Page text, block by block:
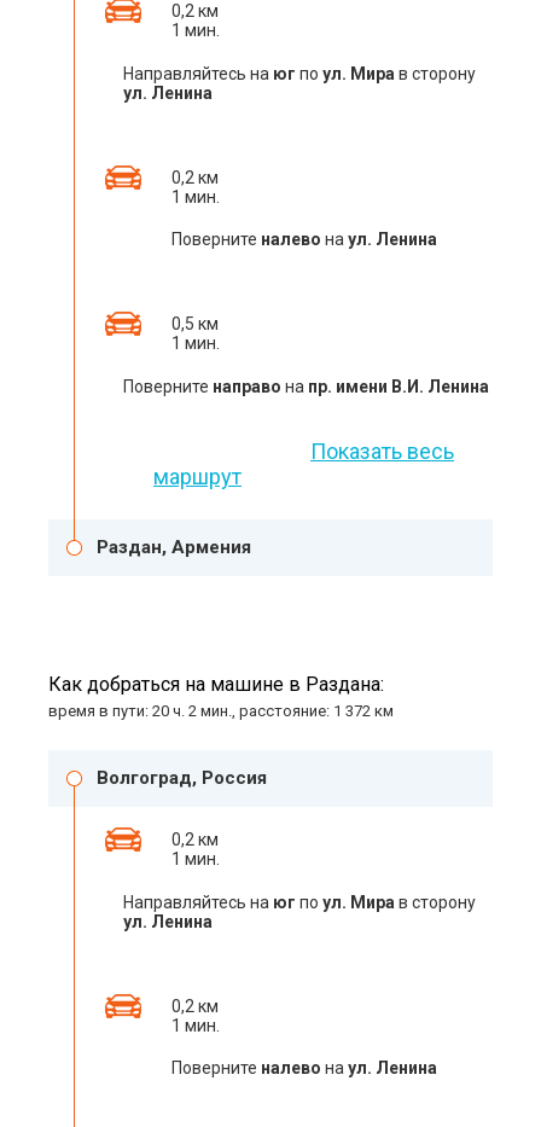
0,2 км
1 мин.
Направляйтесь на юг по ул. Мира в сторону
ул. Ленина
0,2 км
1 мин.
Поверните налево на ул. Ленина
0,5 км
1 мин.
Поверните направо на пр. имени В.И. Ленина
Показать весь
маршрут
Раздан, Армения
Как добраться на машине в Раздана:
время в пути: 20 ч. 2 мин., расстояние: 1 372 км
Волгоград, Россия
0,2 км
1 мин.
Направляйтесь на юг по ул. Мира в сторону
ул. Ленина
0,2 км
1 мин.
Поверните налево на ул. Ленина